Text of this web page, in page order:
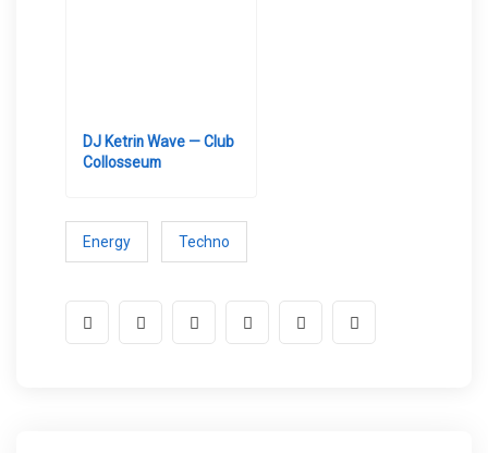
DJ Ketrin Wave — Club
Collosseum
Energy Techno